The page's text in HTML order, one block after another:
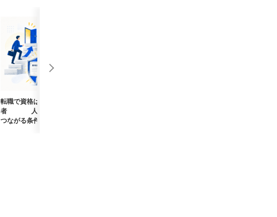
転職で資格は武器になる？採用担当
者405人に聞いた、資格が評価に
つながる条件【まなびイ...